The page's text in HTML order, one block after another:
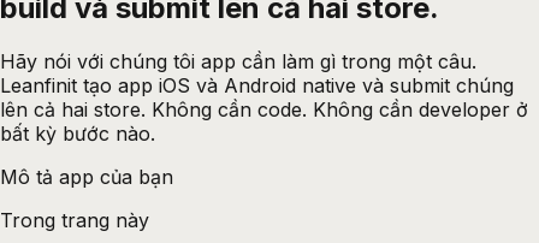
build và submit lên cả hai store.
Hãy nói với chúng tôi app cần làm gì trong một câu.
Leanfinit tạo app iOS và Android native và submit chúng
lên cả hai store. Không cần code. Không cần developer ở
bất kỳ bước nào.
Mô tả app của bạn
Trong trang này